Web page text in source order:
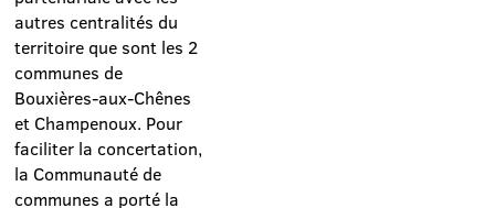
autres centralités du
territoire que sont les 2
communes de
Bouxières-aux-Chênes
et Champenoux. Pour
faciliter la concertation,
la Communauté de
communes a porté la